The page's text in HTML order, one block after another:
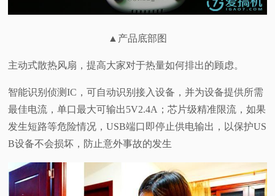
▲产品底部图
主动式散热风扇，提高大家对于热量如何排出的顾虑。
智能识别侦测IC，可自动识别接入设备，并为设备提供所需
最佳电流，单口最大可输出5V2.4A；芯片级精准限流，如果
发生短路等危险情况，USB端口即停止供电输出，以保护US
B设备不会损坏，防止意外事故的发生